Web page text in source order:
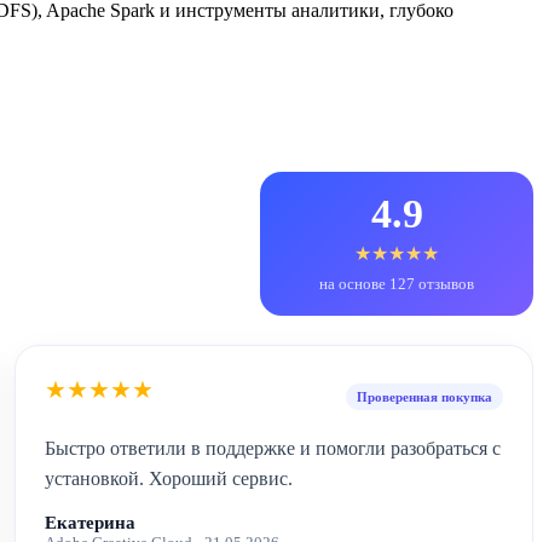
Apache Spark и инструменты аналитики, глубоко
4.9
★★★★★
на основе 127 отзывов
★★★★★ Проверенная покупка
Быстро ответили в поддержке и помогли разобраться с
установкой. Хороший сервис.
Екатерина